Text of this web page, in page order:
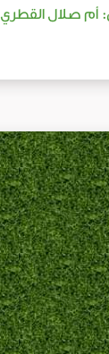
أم صلال القطري